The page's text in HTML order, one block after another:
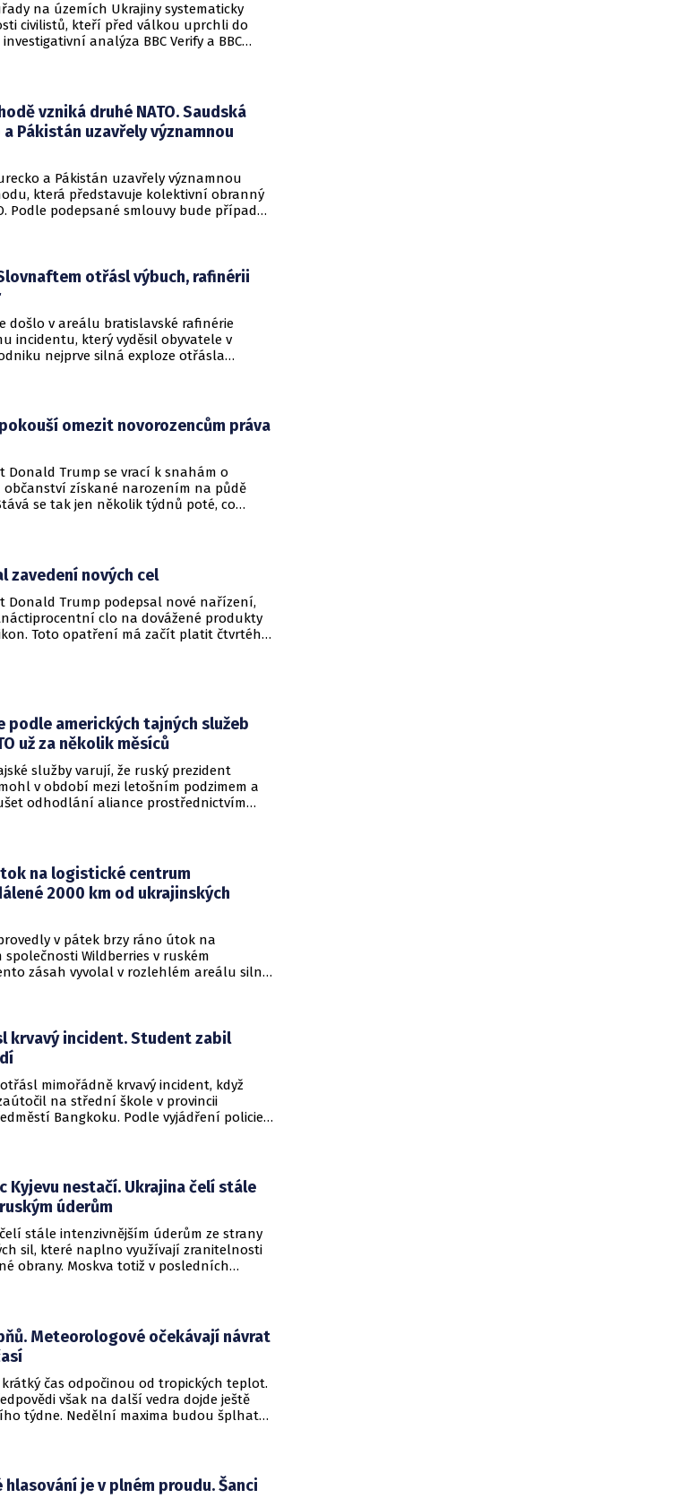
na územích Ukrajiny systematicky
civilistů, kteří před válkou uprchli do
analýza BBC Verify a BBC
vzniká druhé NATO. Saudská
a Pákistán uzavřely významnou
a Pákistán uzavřely významnou
která představuje kolektivní obranný
Podle podepsané smlouvy bude případný
otřásl výbuch, rafinérii
došlo v areálu bratislavské rafinérie
incidentu, který vyděsil obyvatele v
nejprve silná exploze otřásla
omezit novorozencům práva
Donald Trump se vrací k snahám o
občanství získané narozením na půdě
se tak jen několik týdnů poté, co
zavedení nových cel
Donald Trump podepsal nové nařízení,
clo na dovážené produkty
Toto opatření má začít platit čtvrtého
podle amerických tajných služeb
už za několik měsíců
služby varují, že ruský prezident
v období mezi letošním podzimem a
odhodlání aliance prostřednictvím
Moskva čelí rostoucímu tlaku kvůli
frontě. Masivní škody, které ukrajinské
zázemí, totiž Kreml zahnaly do
na logistické centrum
2000 km od ukrajinských
v pátek brzy ráno útok na
Wildberries v ruském
zásah vyvolal v rozlehlém areálu silný
logistické operace.
krvavý incident. Student zabil
mimořádně krvavý incident, když
na střední škole v provincii
Bangkoku. Podle vyjádření policie
Kyjevu nestačí. Ukrajina čelí stále
úderům
stále intenzivnějším úderům ze strany
sil, které naplno využívají zranitelnosti
obrany. Moskva totiž v posledních
jen pramalou šanci se včas ukrýt.
Meteorologové očekávají návrat
krátký čas odpočinou od tropických teplot.
však na další vedra dojde ještě
týdne. Nedělní maxima budou šplhat
hlasování je v plném proudu. Šanci